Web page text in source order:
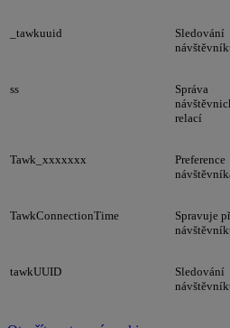
_tawkuuid
Sledování
ss
Správa
relací
Tawk_xxxxxxx
Preference
TawkConnectionTime
Spravuje
tawkUUID
Sledování